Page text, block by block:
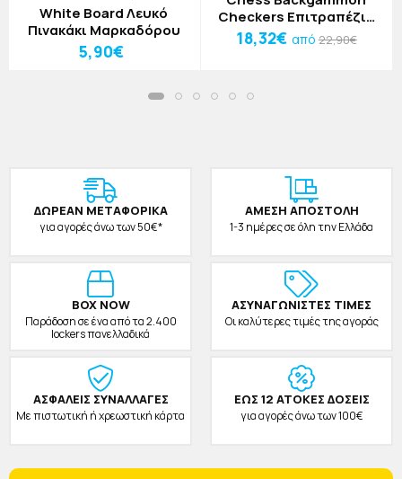
White Board Λευκό
Πινακάκι Μαρκαδόρου
5,90€
Checkers Επιτραπέζιο
Παιχνίδι 3 σε 1
18,32€ από 22,90€
ΔΩΡΕAΝ ΜΕΤΑΦΟΡΙΚΑ
για αγορές άνω των 50€*
ΑΜΕΣΗ ΑΠΟΣΤΟΛΗ
1-3 ημέρες σε όλη την Ελλάδα
BOX NOW
Παράδοση σε ένα από τα 2.400
lockers πανελλαδικά
ΑΣΥΝΑΓΩΝΙΣΤΕΣ ΤΙΜΕΣ
Οι καλύτερες τιμές της αγοράς
ΑΣΦΑΛΕΙΣ ΣΥΝΑΛΛΑΓΕΣ
Με πιστωτική ή χρεωστική κάρτα
ΕΩΣ 12 ΑΤΟΚΕΣ ΔΟΣΕΙΣ
για αγορές άνω των 100€